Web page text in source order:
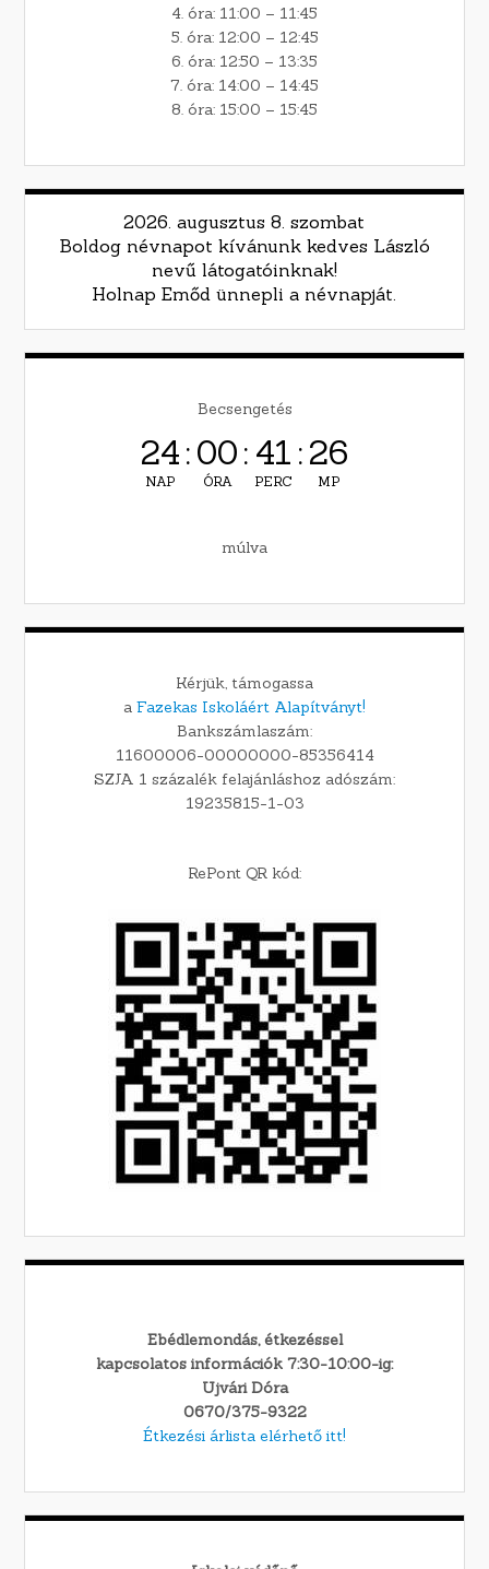
4. óra: 11:00 – 11:45
5. óra: 12:00 – 12:45
6. óra: 12:50 – 13:35
7. óra: 14:00 – 14:45
8. óra: 15:00 – 15:45
2026. augusztus 8. szombat
Boldog névnapot kívánunk kedves László
nevű látogatóinknak!
Holnap Emőd ünnepli a névnapját.
Becsengetés
24
NAP
:00
ÓRA
: 41
PERC
:25
MP
múlva
Kérjük, támogassa
a Fazekas Iskoláért Alapítványt!
Bankszámlaszám:
11600006-00000000-85356414
SZJA 1 százalék felajánláshoz adószám:
19235815-1-03
RePont QR kód:
Ebédlemondás, étkezéssel
kapcsolatos információk 7:30-10:00-ig:
Ujvári Dóra
0670/375-9322
Étkezési árlista elérhető itt!